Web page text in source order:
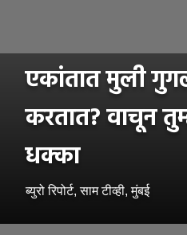
एकांतात मुली
करतात? वाचून
धक्का
ब्युरो रिपोर्ट, साम टीव्ही, मुंबई